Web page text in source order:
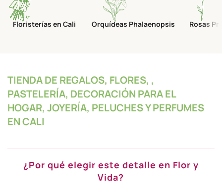
Floristerías en Cali Orquídeas Phalaenopsis Rosas
TIENDA DE REGALOS, FLORES, ,
PASTELERÍA, DECORACIÓN PARA EL
HOGAR, JOYERÍA, PELUCHES Y PERFUMES
EN CALI
¿Por qué elegir este detalle en Flor y
Vida?